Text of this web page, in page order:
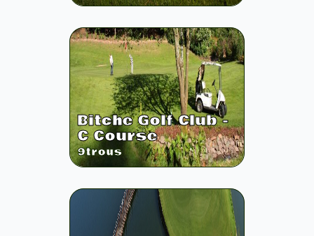
Bitche Golf Club -
C Course
9trous